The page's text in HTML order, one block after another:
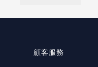
顧客服務